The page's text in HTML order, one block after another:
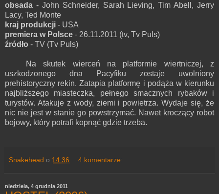
obsada - John Schneider, Sarah Lieving, Tim Abell, Jerry
Lacy, Ted Monte
kraj produkcji - USA
premiera w Polsce - 26.11.2011 (tv, Tv Puls)
źródło - TV (Tv Puls)
Na skutek wierceń na platformie wiertniczej, z
uszkodzonego dna Pacyfiku zostaje uwolniony
prehistoryczny rekin. Zatapia platformę i podąża w kierunku
najbliższego miasteczka, pełnego smacznych rybaków i
turystów. Atakuje z wody, ziemi i powietrza. Wydaje się, że
nic nie jest w stanie go powstrzymać. Nawet kroczący robot
bojowy, który potrafi kopnąć gdzie trzeba.
Snakehead o 14:36 4 komentarze:
niedziela, 4 grudnia 2011